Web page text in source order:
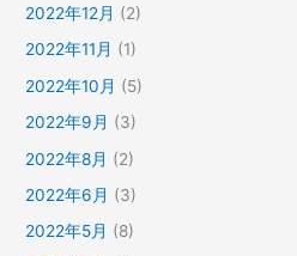
2022年12月 (2)
2022年11月 (1)
2022年10月 (5)
2022年9月 (3)
2022年8月 (2)
2022年6月 (3)
2022年5月 (8)